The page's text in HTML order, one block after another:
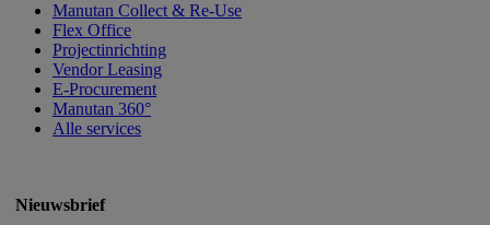
Manutan Collect & Re-Use
Flex Office
Projectinrichting
Vendor Leasing
E-Procurement
Manutan 360°
Alle services
Nieuwsbrief